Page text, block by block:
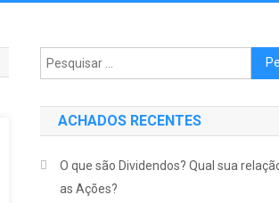
ACHADOS RECENTES
O que são Dividendos? Qual sua
as Ações?